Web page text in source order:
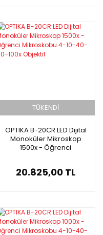
TÜKENDİ
OPTIKA B-20CR LED Dijital
Monoküler Mikroskop
1500x - Öğrenci
20.825,00 TL